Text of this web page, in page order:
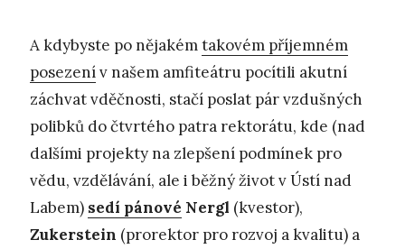
A kdybyste po nějakémtakovém příjemném
posezenív našem amfiteátru pocítili akutní
záchvat vděčnosti, stačí poslat pár vzdušných
polibků do čtvrtého patra rektorátu, kde (nad
dalšími projekty na zlepšení podmínek pro
vědu, vzdělávání, ale i běžný život v Ústí nad
Labem) sedí pánové Nergl (kvestor),
Zukerstein (prorektor pro rozvoj a kvalitu) a